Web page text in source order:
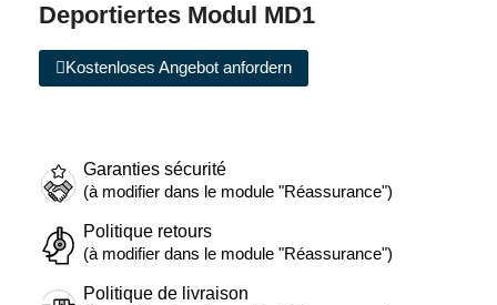
Deportiertes Modul MD1
Kostenloses Angebot anfordern
Garanties sécurité
(à modifier dans le module "Réassurance")
Politique retours
(à modifier dans le module "Réassurance")
Politique de livraison